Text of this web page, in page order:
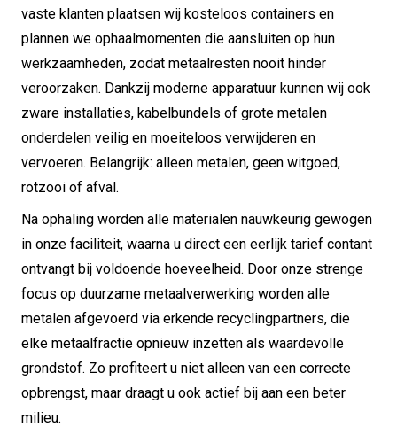
vaste klanten plaatsen wij kosteloos containers en
plannen we ophaalmomenten die aansluiten op hun
werkzaamheden, zodat metaalresten nooit hinder
veroorzaken. Dankzij moderne apparatuur kunnen wij ook
zware installaties, kabelbundels of grote metalen
onderdelen veilig en moeiteloos verwijderen en
vervoeren. Belangrijk: alleen metalen, geen witgoed,
rotzooi of afval.
Na ophaling worden alle materialen nauwkeurig gewogen
in onze faciliteit, waarna u direct een eerlijk tarief contant
ontvangt bij voldoende hoeveelheid. Door onze strenge
focus op duurzame metaalverwerking worden alle
metalen afgevoerd via erkende recyclingpartners, die
elke metaalfractie opnieuw inzetten als waardevolle
grondstof. Zo profiteert u niet alleen van een correcte
opbrengst, maar draagt u ook actief bij aan een beter
milieu.